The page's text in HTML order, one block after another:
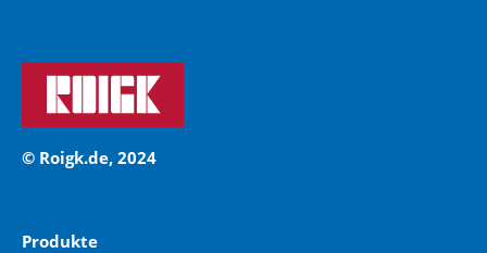
© Roigk.de, 2024
Produkte